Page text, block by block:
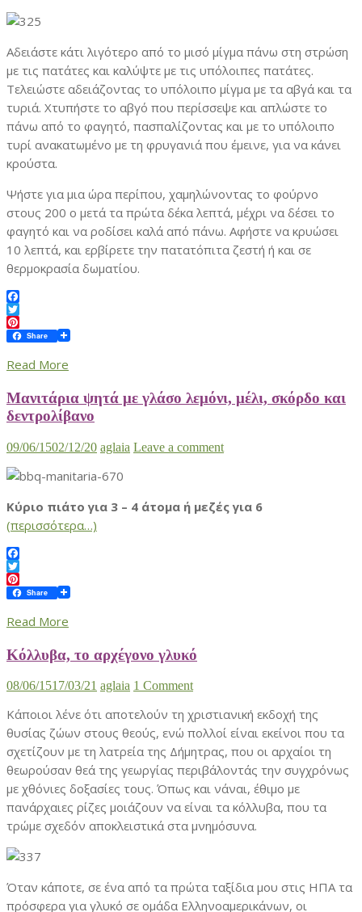
Αδειάστε κάτι λιγότερο από το μισό μίγμα πάνω στη στρώση
με τις πατάτες και καλύψτε με τις υπόλοιπες πατάτες.
Τελειώστε αδειάζοντας το υπόλοιπο μίγμα με τα αβγά και τα
τυριά. Χτυπήστε το αβγό που περίσσεψε και απλώστε το
πάνω από το φαγητό, πασπαλίζοντας και με το υπόλοιπο
τυρί ανακατωμένο με τη φρυγανιά που έμεινε, για να κάνει
κρούστα.
Ψήστε για μια ώρα περίπου, χαμηλώνοντας το φούρνο
στους 200 ο μετά τα πρώτα δέκα λεπτά, μέχρι να δέσει το
φαγητό και να ροδίσει καλά από πάνω. Αφήστε να κρυώσει
10 λεπτά, και ερβίρετε την πατατόπιτα ζεστή ή και σε
θερμοκρασία δωματίου.
Facebook
Twitter
Pinterest
Share
Read More
Μανιτάρια ψητά με γλάσο λεμόνι, μέλι, σκόρδο και
δεντρολίβανο
09/06/1502/12/20 aglaia Leave a comment
Κύριο πιάτο για 3 – 4 άτομα ή μεζές για 6
(περισσότερα…)
Facebook
Twitter
Pinterest
Share
Read More
Κόλλυβα, το αρχέγονο γλυκό
08/06/1517/03/21 aglaia 1 Comment
Κάποιοι λένε ότι αποτελούν τη χριστιανική εκδοχή της
θυσίας ζώων στους θεούς, ενώ πολλοί είναι εκείνοι που τα
σχετίζουν με τη λατρεία της Δήμητρας, που οι αρχαίοι τη
θεωρούσαν θεά της γεωργίας περιβάλοντάς την συγχρόνως
με χθόνιες δοξασίες τους. Όπως και νάναι, έθιμο με
πανάρχαιες ρίζες μοιάζουν να είναι τα κόλλυβα, που τα
τρώμε σχεδόν αποκλειστικά στα μνημόσυνα.
Όταν κάποτε, σε ένα από τα πρώτα ταξίδια μου στις ΗΠΑ τα
πρόσφερα για γλυκό σε ομάδα Ελληνοαμερικάνων, οι